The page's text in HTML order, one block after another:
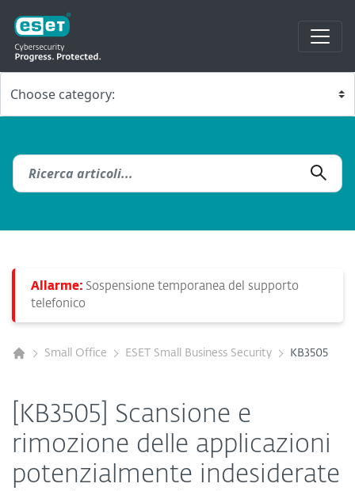
Allarme: Sospensione temporanea del supporto
telefonico
Small Office ESET Small Business Security KB3505
[KB3505] Scansione e
rimozione delle applicazioni
potenzialmente indesiderate